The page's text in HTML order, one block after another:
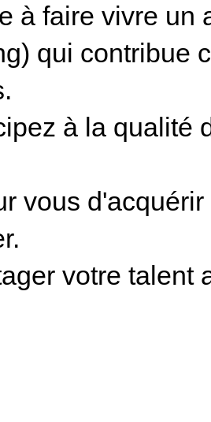
à faire vivre un
qui contribue
à la qualité
vous
votre talent